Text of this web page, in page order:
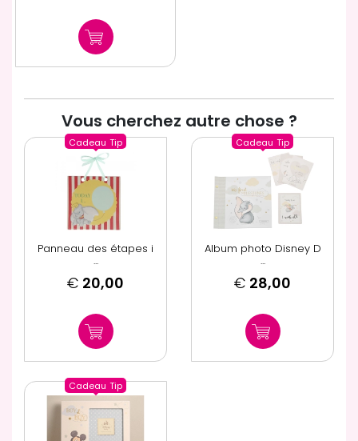
Vous cherchez autre chose ?
Cadeau Tip
Panneau des étapes i
...
€ 20,00
Cadeau Tip
Album photo Disney D
...
€ 28,00
Cadeau Tip